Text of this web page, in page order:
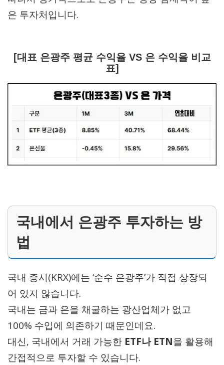
은 투자처입니다.
[대표 은광주 평균 수익율 VS 은 수익율 비교
표]
국내에서 은광주 투자하는 방
법
국내 증시(KRX)에는 ‘순수 은광주’가 직접 상장되
어 있지 않습니다.
국내는 금과 은을 채굴하는 광산업체가 없고
100% 수입에 의존하기 때문인데요.
대신, 국내에서 거래 가능한 ETF나 ETN을 활용해
간접적으로 투자할 수 있습니다.